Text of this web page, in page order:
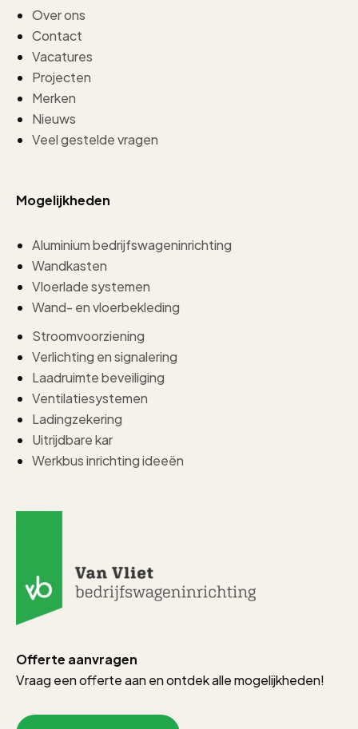
Over ons
Contact
Vacatures
Projecten
Merken
Nieuws
Veel gestelde vragen
Mogelijkheden
Aluminium bedrijfswageninrichting
Wandkasten
Vloerlade systemen
Wand- en vloerbekleding
Stroomvoorziening
Verlichting en signalering
Laadruimte beveiliging
Ventilatiesystemen
Ladingzekering
Uitrijdbare kar
Werkbus inrichting ideeën
Offerte aanvragen
Vraag een offerte aan en ontdek alle mogelijkheden!